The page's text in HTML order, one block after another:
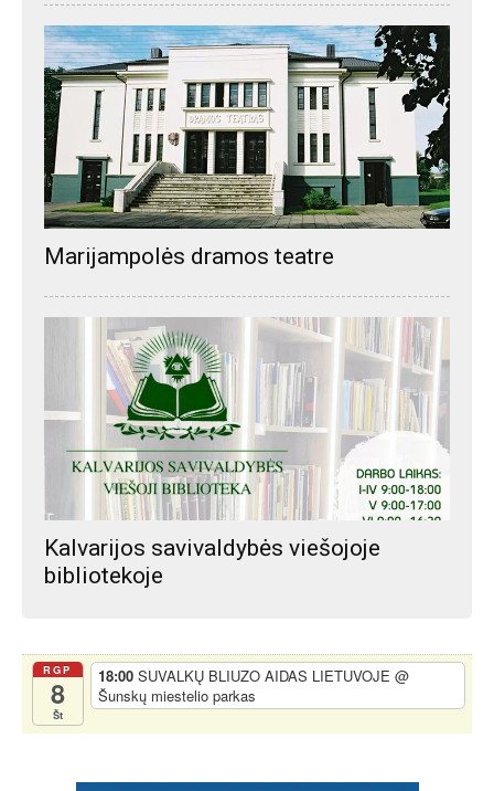
Marijampolės dramos teatre
Kalvarijos savivaldybės viešojoje
bibliotekoje
RGP
8
Št
18:00 SUVALKŲ BLIUZO AIDAS LIETUVOJE @
Šunskų miestelio parkas